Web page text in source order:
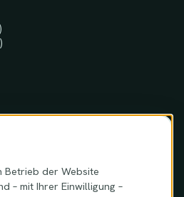
der Website
– mit Ihrer Einwilligung –